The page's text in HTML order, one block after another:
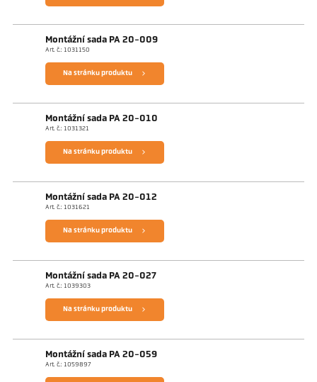
Montážní sada PA 20-009
Art. č.: 1031150
Na stránku produktu
Montážní sada PA 20-010
Art. č.: 1031321
Na stránku produktu
Montážní sada PA 20-012
Art. č.: 1031621
Na stránku produktu
Montážní sada PA 20-027
Art. č.: 1039303
Na stránku produktu
Montážní sada PA 20-059
Art. č.: 1059897